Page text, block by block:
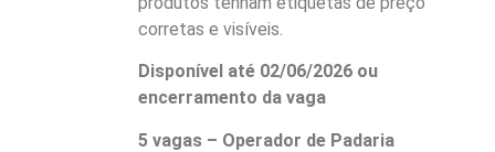
corretas e visíveis.
Disponível até 02/06/2026 ou
encerramento da vaga
5 vagas – Operador de Padaria